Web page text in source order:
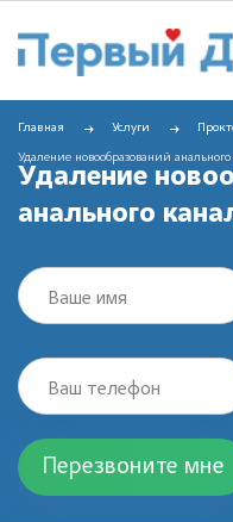
Главная Услуги
Удаление новообразований анального
Удаление
анального
Ваше имя
Ваш телефон